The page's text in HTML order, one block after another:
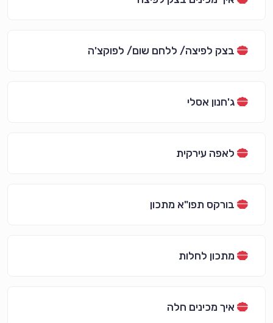
בצק לפיצה/ ללחם שום/ לפוקצ'ה
ג'חנון אסלי
לאפה עירקית
בורקס תפו"א מתכון
מתכון לחלות
איך מכינים חלה